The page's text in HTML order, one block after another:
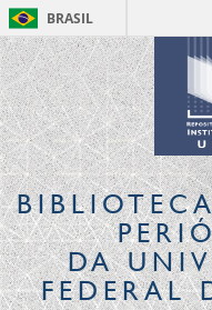
BRASIL
DA
FEDERAL